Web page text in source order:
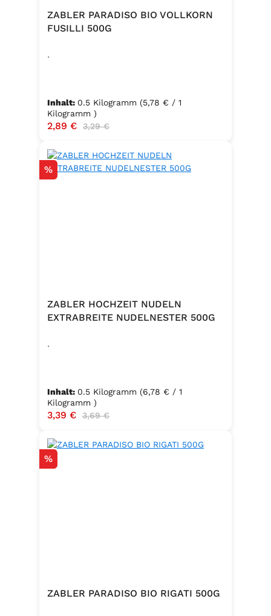
ZABLER PARADISO BIO VOLLKORN
FUSILLI 500G
.
Inhalt: 0.5 Kilogramm (5,78 € / 1
Kilogramm )
Verkaufspreis:
2,89 € Regulärer Preis:
3,29 €
Rabatt
%
ZABLER HOCHZEIT NUDELN
EXTRABREITE NUDELNESTER 500G
.
Inhalt: 0.5 Kilogramm (6,78 € / 1
Kilogramm )
Verkaufspreis:
3,39 € Regulärer Preis:
3,69 €
Rabatt
%
ZABLER PARADISO BIO RIGATI 500G